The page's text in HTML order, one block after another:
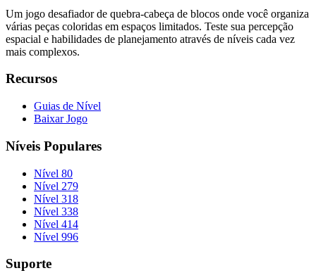
Um jogo desafiador de quebra-cabeça de blocos onde você organiza
várias peças coloridas em espaços limitados. Teste sua percepção
espacial e habilidades de planejamento através de níveis cada vez
mais complexos.
Recursos
Guias de Nível
Baixar Jogo
Níveis Populares
Nível 80
Nível 279
Nível 318
Nível 338
Nível 414
Nível 996
Suporte